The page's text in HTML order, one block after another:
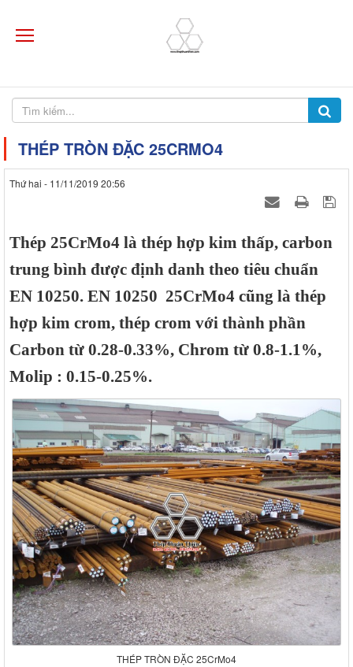
THÉP TRÒN ĐẶC 25CRMO4
Thứ hai - 11/11/2019 20:56
Thép 25CrMo4 là thép hợp kim thấp, carbon
trung bình được định danh theo tiêu chuẩn
EN 10250. EN 10250 25CrMo4 cũng là thép
hợp kim crom, thép crom với thành phần
Carbon từ 0.28-0.33%, Chrom từ 0.8-1.1%,
Molip : 0.15-0.25%.
THÉP TRÒN ĐẶC 25CrMo4